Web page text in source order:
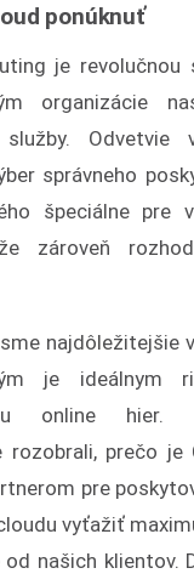
ponúknuť
je revolučnou
organizácie
Odvetvie
správneho
špeciálne pre
zároveň
najdôležitejšie
je ideálnym
online hier.
rozobrali, prečo je
pre
vyťažiť
našich klientov.